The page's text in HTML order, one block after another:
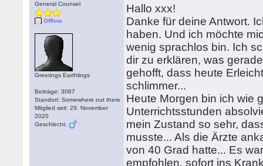
General Counsel
Offline
Greetings Earthlings
Beiträge: 3087
Standort: Somewhere out there
Mitglied seit: 29. November
2020
Geschlecht:
Hallo xxx!
Danke für deine Antwort.
haben. Und ich möchte
wenig sprachlos bin. Ich
dir zu erklären, was
gehofft, dass heute
schlimmer...
Heute Morgen bin ich wie
Unterrichtsstunden
mein Zustand so sehr,
musste... Als die Ärzte
von 40 Grad hatte... Es
empfohlen, sofort ins